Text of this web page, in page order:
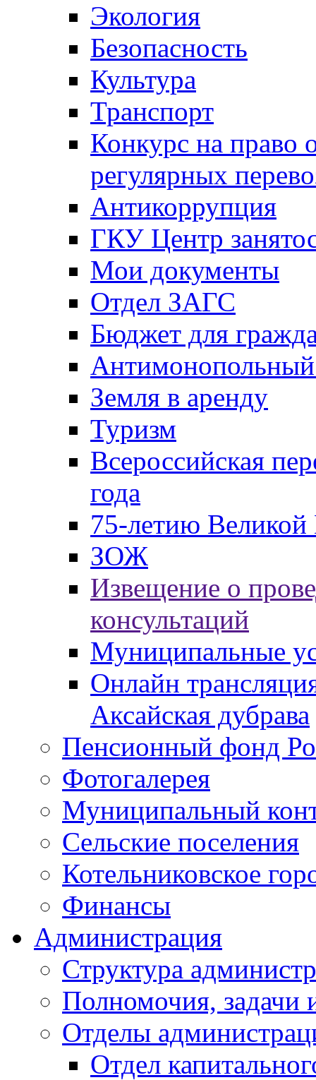
Экология
Безопасность
Культура
Транспорт
Конкурс на право
регулярных
Антикоррупция
ГКУ Центр
Мои документы
Отдел ЗАГС
Бюджет для
Антимонопольный
Земля в аренду
Туризм
Всероссийская
года
75-летию
ЗОЖ
Извещение о
консультаций
Муниципальные
Онлайн
Аксайская дубрава
Пенсионный фонд
Фотогалерея
Муниципальный
Сельские поселения
Котельниковское
Финансы
Администрация
Структура
Полномочия, задачи
Отделы
Отдел